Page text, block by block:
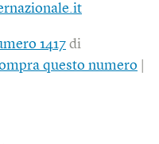
1417 di
questo numero